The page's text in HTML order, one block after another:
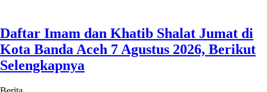
Daftar Imam dan Khatib Shalat Jumat di
Kota Banda Aceh 7 Agustus 2026, Berikut
Selengkapnya